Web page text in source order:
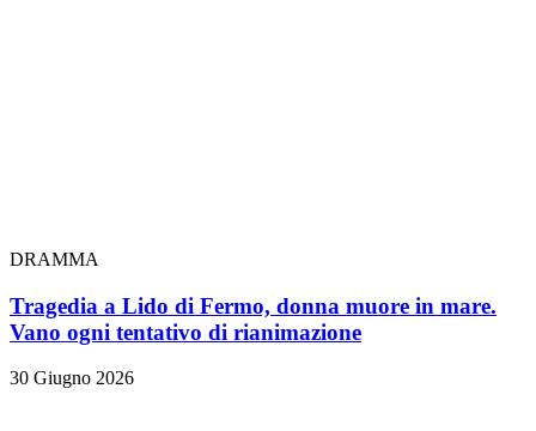
DRAMMA
Tragedia a Lido di Fermo, donna muore in mare.
Vano ogni tentativo di rianimazione
30 Giugno 2026